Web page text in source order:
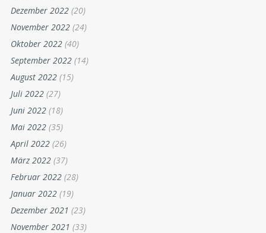
Dezember 2022 (20)
November 2022 (24)
Oktober 2022 (40)
September 2022 (14)
August 2022 (15)
Juli 2022 (27)
Juni 2022 (18)
Mai 2022 (35)
April 2022 (26)
März 2022 (37)
Februar 2022 (28)
Januar 2022 (19)
Dezember 2021 (23)
November 2021 (33)